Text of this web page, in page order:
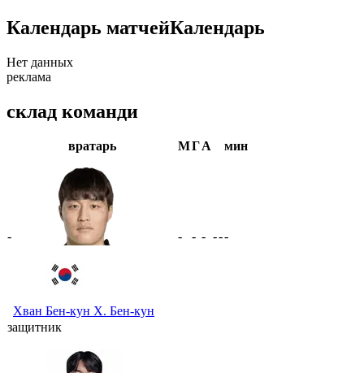
Календарь матчейКалендарь
Нет данных
реклама
склад команди
вратарь МГА мин
-
Хван Бен-кун Х. Бен-кун
- - - ---
защитник